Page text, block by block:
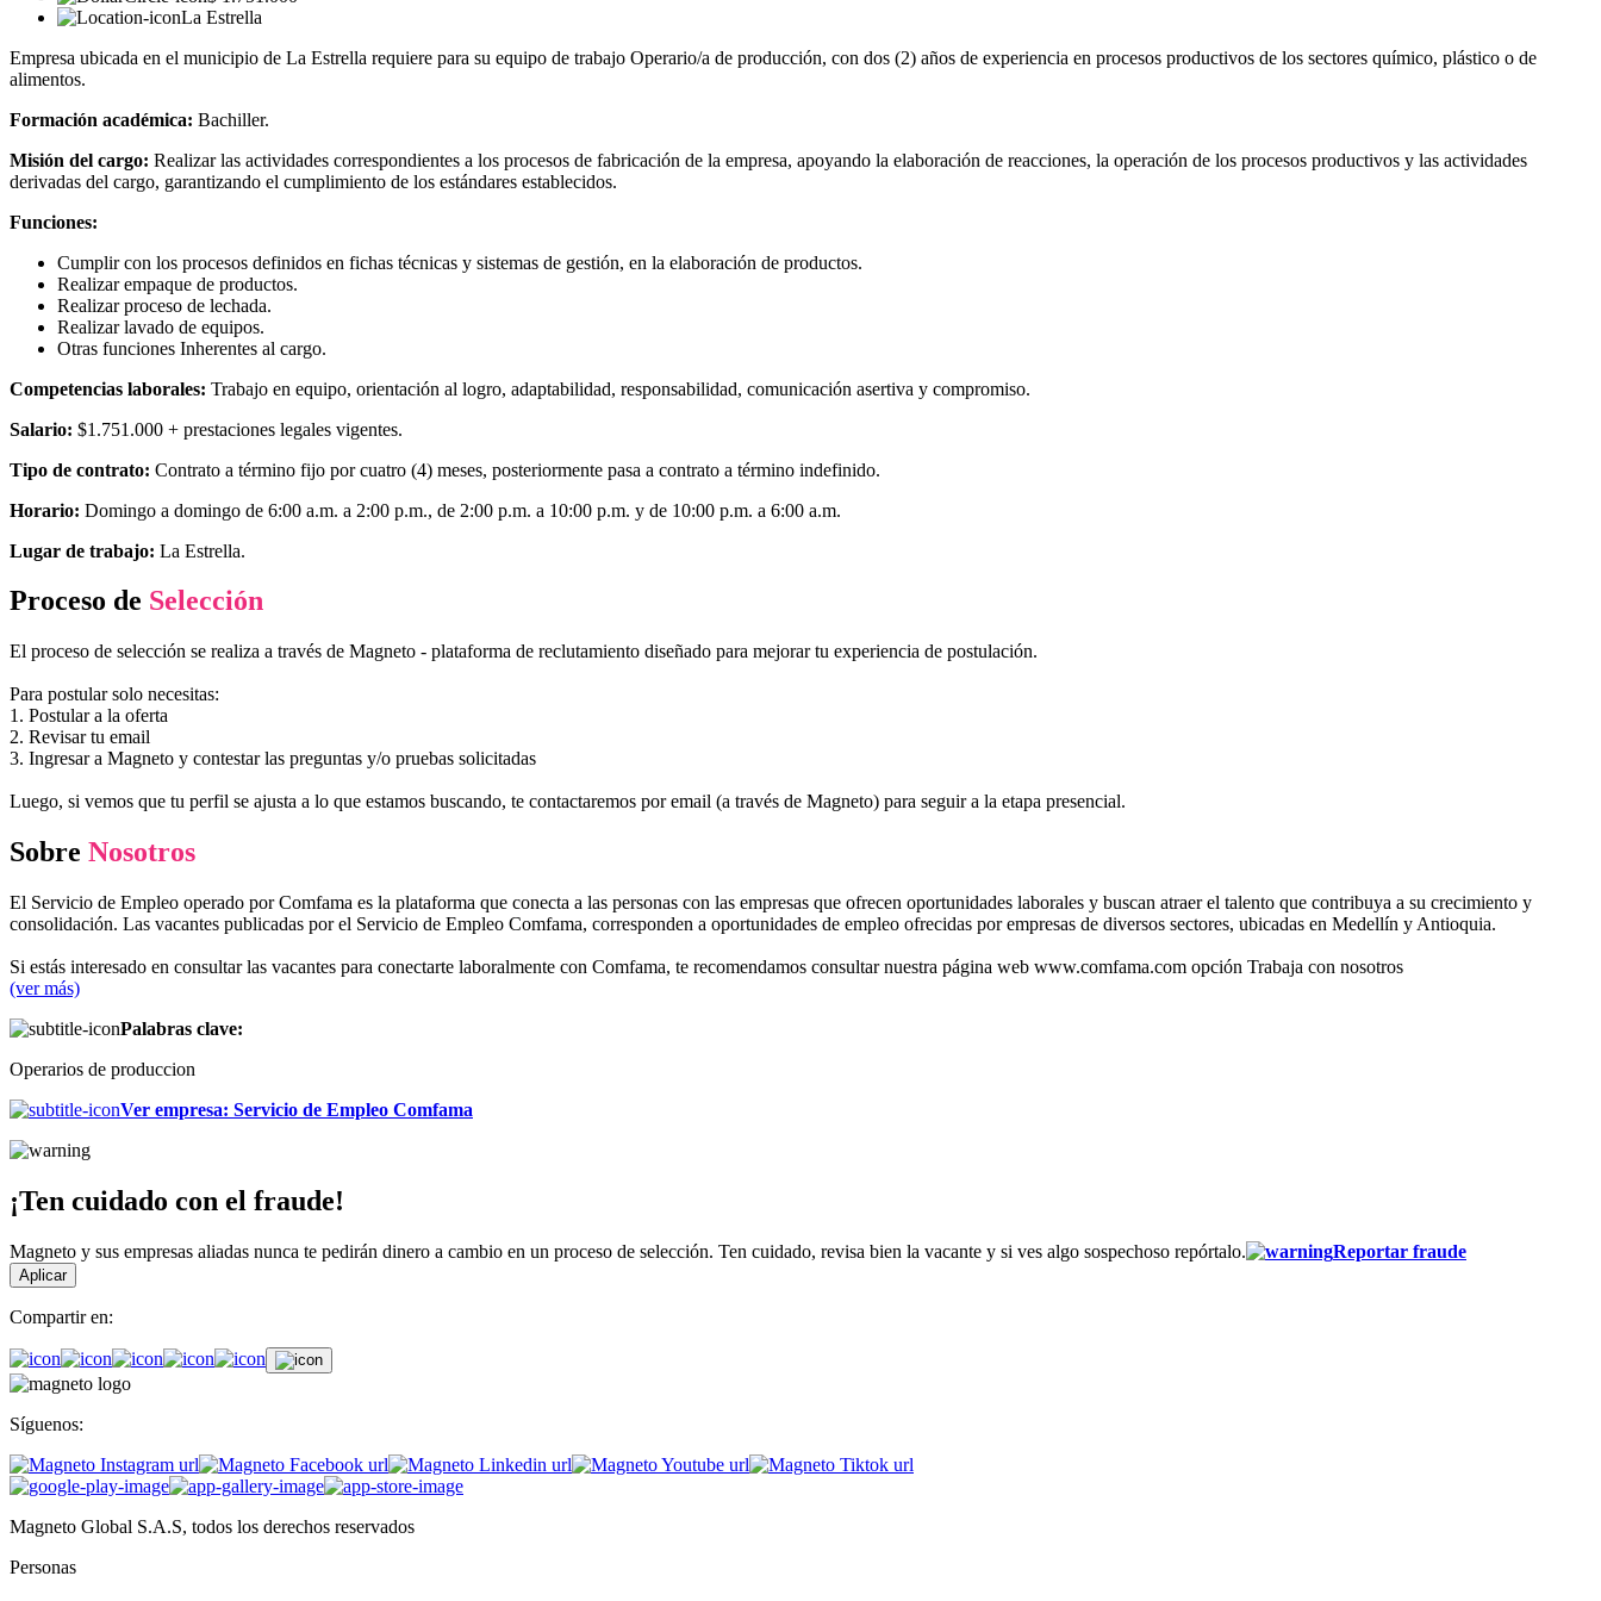
La Estrella
Empresa ubicada en el municipio de La Estrella requiere para su equipo de trabajo Operario/a de producción, con dos (2) años de experiencia en procesos productivos de los sectores químico, plástico o de
alimentos.
Formación académica: Bachiller.
Misión del cargo: Realizar las actividades correspondientes a los procesos de fabricación de la empresa, apoyando la elaboración de reacciones, la operación de los procesos productivos y las actividades
derivadas del cargo, garantizando el cumplimiento de los estándares establecidos.
Funciones:
Cumplir con los procesos definidos en fichas técnicas y sistemas de gestión, en la elaboración de productos.
Realizar empaque de productos.
Realizar proceso de lechada.
Realizar lavado de equipos.
Otras funciones Inherentes al cargo.
Competencias laborales: Trabajo en equipo, orientación al logro, adaptabilidad, responsabilidad, comunicación asertiva y compromiso.
Salario: $1.751.000 + prestaciones legales vigentes.
Tipo de contrato: Contrato a término fijo por cuatro (4) meses, posteriormente pasa a contrato a término indefinido.
Horario: Domingo a domingo de 6:00 a.m. a 2:00 p.m., de 2:00 p.m. a 10:00 p.m. y de 10:00 p.m. a 6:00 a.m.
Lugar de trabajo: La Estrella.
Proceso de Selección
El proceso de selección se realiza a través de Magneto - plataforma de reclutamiento diseñado para mejorar tu experiencia de postulación.
Para postular solo necesitas:
1. Postular a la oferta
2. Revisar tu email
3. Ingresar a Magneto y contestar las preguntas y/o pruebas solicitadas
Luego, si vemos que tu perfil se ajusta a lo que estamos buscando, te contactaremos por email (a través de Magneto) para seguir a la etapa presencial.
Sobre Nosotros
El Servicio de Empleo operado por Comfama es la plataforma que conecta a las personas con las empresas que ofrecen oportunidades laborales y buscan atraer el talento que contribuya a su crecimiento y
consolidación. Las vacantes publicadas por el Servicio de Empleo Comfama, corresponden a oportunidades de empleo ofrecidas por empresas de diversos sectores, ubicadas en Medellín y Antioquia.
Si estás interesado en consultar las vacantes para conectarte laboralmente con Comfama, te recomendamos consultar nuestra página web www.comfama.com opción Trabaja con nosotros
(ver más)
Palabras clave:
Operarios de produccion
Ver empresa: Servicio de Empleo Comfama
¡Ten cuidado con el fraude!
Magneto y sus empresas aliadas nunca te pedirán dinero a cambio en un proceso de selección. Ten cuidado, revisa bien la vacante y si ves algo sospechoso repórtalo. Reportar fraude
Aplicar
Compartir en:
Síguenos:
Magneto Global S.A.S, todos los derechos reservados
Personas